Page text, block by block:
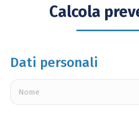
Calcola
Dati personali